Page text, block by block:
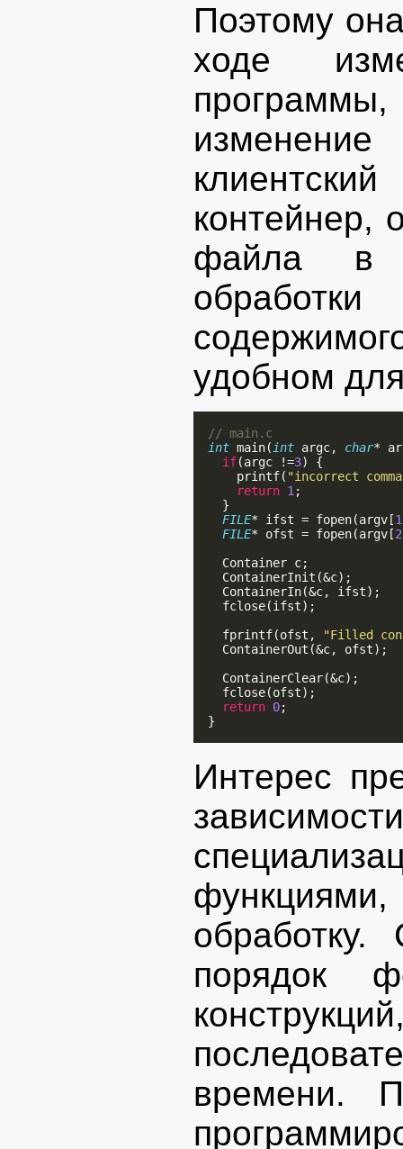
Поэтому
ходе
контейнер,
файла в
удобном
// main.c
int main( int argc, char*
if(argc !=3) {
      printf(
"incorrect
return 1 ;
    }
FILE* ifst = fopen(argv[1
FILE* ofst = fopen(argv[2
    Container c;
    ContainerInit(&c);
    ContainerIn(&c, ifst);
    fclose(ifst);
    fprintf(ofst,
"Filled
    ContainerOut(&c, ofst);
    ContainerClear(&c);
    fclose(ofst);
return 0;
  }
Интерес
порядок
времени.